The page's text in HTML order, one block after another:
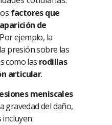
factores que
de
ejemplo, la
presión sobre las
como las rodillas
articular.
meniscales
gravedad del daño,